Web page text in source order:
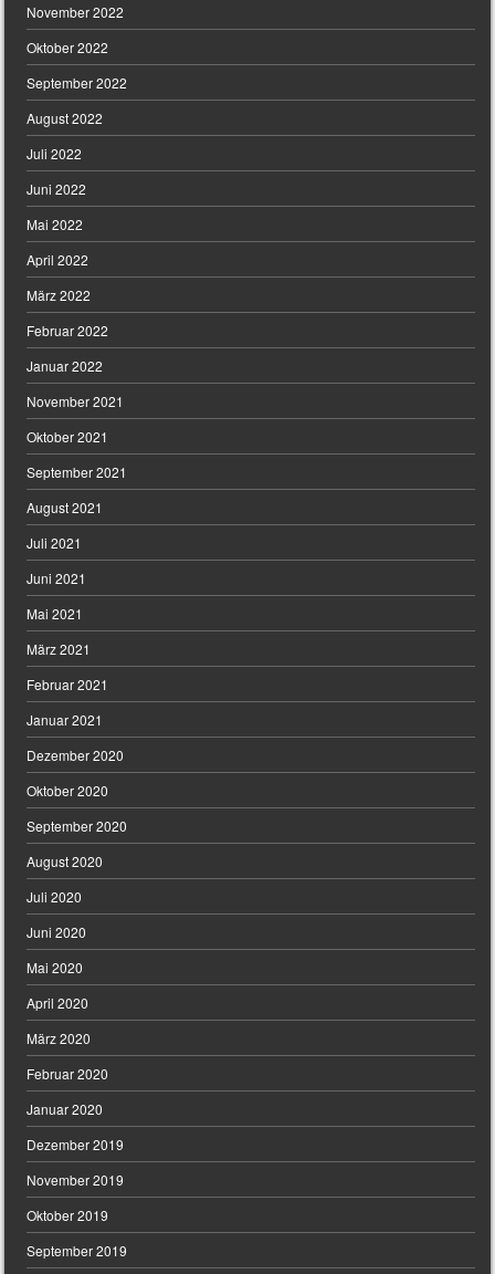
November 2022
Oktober 2022
September 2022
August 2022
Juli 2022
Juni 2022
Mai 2022
April 2022
März 2022
Februar 2022
Januar 2022
November 2021
Oktober 2021
September 2021
August 2021
Juli 2021
Juni 2021
Mai 2021
März 2021
Februar 2021
Januar 2021
Dezember 2020
Oktober 2020
September 2020
August 2020
Juli 2020
Juni 2020
Mai 2020
April 2020
März 2020
Februar 2020
Januar 2020
Dezember 2019
November 2019
Oktober 2019
September 2019